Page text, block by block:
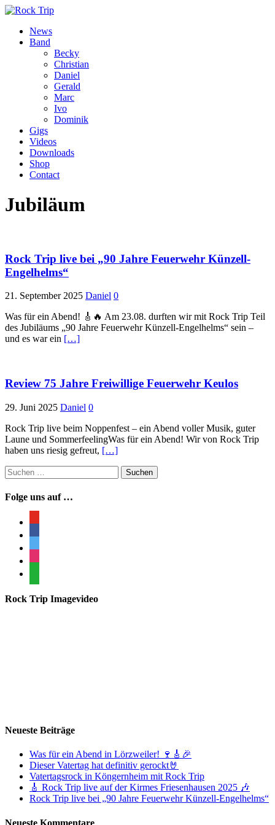
News
Band
Becky
Christian
Daniel
Gerald
Marc
Ivo
Dominik
Gigs
Videos
Downloads
Shop
Contact
Jubiläum
Rock Trip live bei „90 Jahre Feuerwehr Künzell-
Engelhelms“
21. September 2025 Daniel 0
Was für ein Abend! 🎸🔥 Am 23.08. durften wir mit Rock Trip Teil
des Jubiläums „90 Jahre Feuerwehr Künzell-Engelhelms“ sein –
und es war ein […]
Review 75 Jahre Freiwillige Feuerwehr Keulos
29. Juni 2025 Daniel 0
Rock Trip live beim Noppenfest – ein Abend voller Musik, guter
Laune und SommerfeelingWas für ein Abend! Wir von Rock Trip
haben uns riesig gefreut, […]
Suchen
nach:
Folge uns auf …
Rock Trip Imagevideo
Neueste Beiträge
Was für ein Abend in Lörzweiler! 🍷🎸🎉
Dieser Vatertag hat definitiv gerockt🤘
Vatertagsrock in Köngernheim mit Rock Trip
🎸 Rock Trip live auf der Kirmes Friesenhausen 2025 🎶
Rock Trip live bei „90 Jahre Feuerwehr Künzell-Engelhelms“
Neueste Kommentare